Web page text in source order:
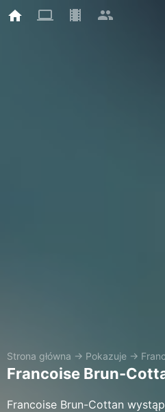
Strona główna → Pokazuje →
Francoise Brun-
Francoise Brun-Cottan